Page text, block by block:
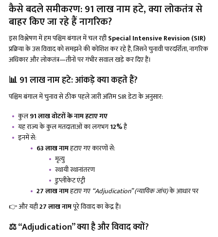
कैसे बदले समीकरण: 91 लाख नाम हटे, क्या लोकतंत्र से
बाहर किए जा रहे हैं नागरिक?
इस विश्लेषण में हम पश्चिम बंगाल में चल रहीSpecial Intensive Revision (SIR)
प्रक्रिया के उस विवाद को समझने की कोशिश कर रहे हैं, जिसने चुनावी पारदर्शिता, नागरिक
अधिकार और लोकतंत्र—तीनों पर गंभीर सवाल खड़े कर दिए हैं।
📊 91 लाख नाम हटे: आंकड़े क्या कहते हैं?
पश्चिम बंगाल में चुनाव से ठीक पहले जारी अंतिम SIR डेटा के अनुसार:
कुल91 लाख वोटरों के नाम हटाए गए
यह राज्य के कुल मतदाताओं का लगभग12%है
इनमें से:
63 लाख नामहटाए गए कारणों से:
मृत्यु
स्थायी स्थानांतरण
डुप्लीकेट एंट्री
27 लाख नामहटाए गए “Adjudication” (न्यायिक जांच)के आधार पर
👉 और यही27 लाख नामपूरे विवाद का केंद्र हैं।
⚖️ “Adjudication” क्या है और विवाद क्यों?